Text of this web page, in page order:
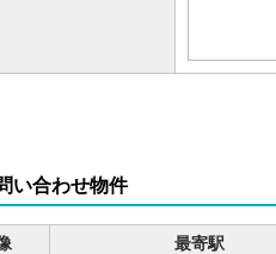
い合わせ物件
最寄駅